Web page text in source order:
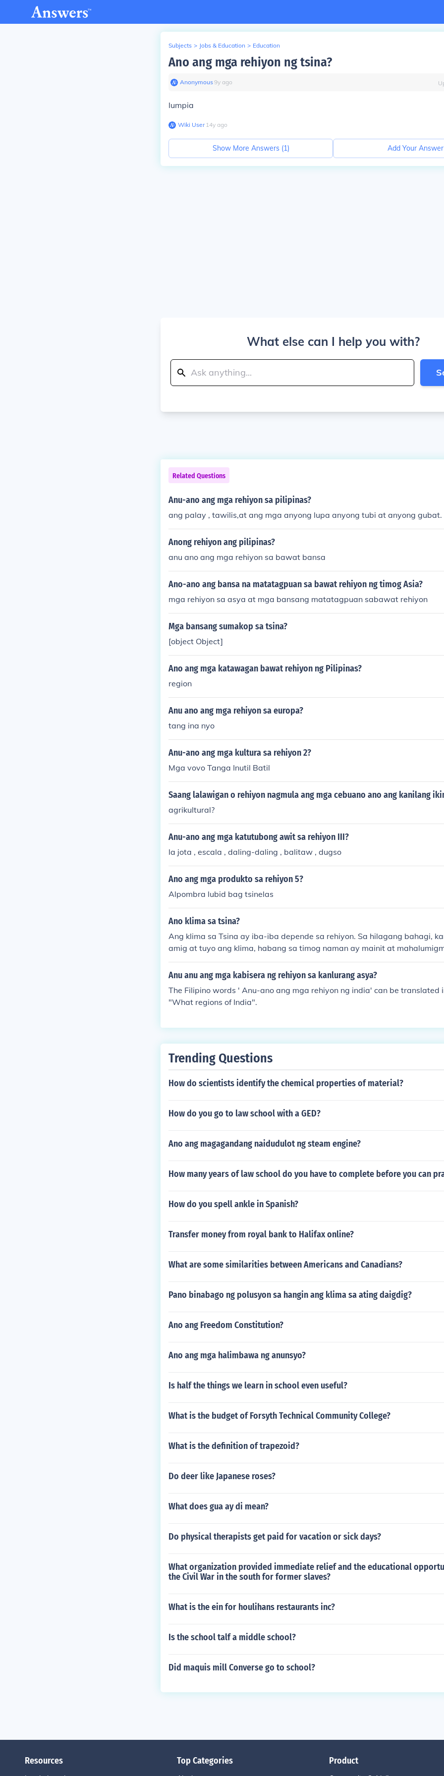
Subjects > Jobs & Education > Education
Ano ang mga rehiyon ng tsina?
Anonymous∙9y ago
lumpia
Wiki User∙14y ago
Show More Answers (1) Add Your Answer
What else can I help you with?
Related Questions
Anu-ano ang mga rehiyon sa pilipinas?
ang palay , tawilis,at ang mga anyong lupa anyong tubi at anyong gubat.
Anong rehiyon ang pilipinas?
anu ano ang mga rehiyon sa bawat bansa
Ano-ano ang bansa na matatagpuan sa bawat rehiyon ng timog Asia?
mga rehiyon sa asya at mga bansang matatagpuan sabawat rehiyon
Mga bansang sumakop sa tsina?
[object Object]
Ano ang mga katawagan bawat rehiyon ng Pilipinas?
region
Anu ano ang mga rehiyon sa europa?
tang ina nyo
Anu-ano ang mga kultura sa rehiyon 2?
Mga vovo Tanga Inutil Batil
Saang lalawigan o rehiyon nagmula ang mga cebuano ano ang kanilang
agrikultural?
Anu-ano ang mga katutubong awit sa rehiyon III?
la jota , escala , daling-daling , balitaw , dugso
Ano ang mga produkto sa rehiyon 5?
Alpombra lubid bag tsinelas
Ano klima sa tsina?
Ang klima sa Tsina ay iba-iba depende sa rehiyon. Sa hilagang bahagi,
amig at tuyo ang klima, habang sa timog naman ay mainit at
ugar sa kanluran na may alpine at disyerto na klima, habang ang
akakaranas ng apat na panahon. Ang mga pag-ulan ay kadalasang
Anu anu ang mga kabisera ng rehiyon sa kanlurang asya?
The Filipino words ' Anu-ano ang mga rehiyon ng india' can be translated
"What regions of India".
Trending Questions
How do scientists identify the chemical properties of material?
How do you go to law school with a GED?
Ano ang magagandang naidudulot ng steam engine?
How many years of law school do you have to complete before you can
How do you spell ankle in Spanish?
Transfer money from royal bank to Halifax online?
What are some similarities between Americans and Canadians?
Pano binabago ng polusyon sa hangin ang klima sa ating daigdig?
Ano ang Freedom Constitution?
Ano ang mga halimbawa ng anunsyo?
Is half the things we learn in school even useful?
What is the budget of Forsyth Technical Community College?
What is the definition of trapezoid?
Do deer like Japanese roses?
What does gua ay di mean?
Do physical therapists get paid for vacation or sick days?
What organization provided immediate relief and the educational
the Civil War in the south for former slaves?
What is the ein for houlihans restaurants inc?
Is the school talf a middle school?
Did maquis mill Converse go to school?
Resources Top Categories Product